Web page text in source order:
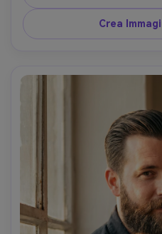
ombre naturali, look
Crea